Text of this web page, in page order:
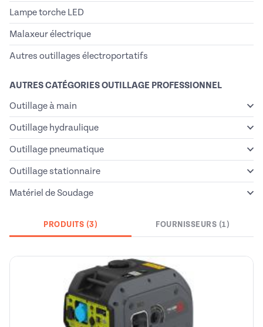
Lampe torche LED
Malaxeur électrique
Autres outillages électroportatifs
AUTRES CATÉGORIES OUTILLAGE PROFESSIONNEL
Outillage à main
Outillage hydraulique
Outillage pneumatique
Outillage stationnaire
Matériel de Soudage
PRODUITS (3) FOURNISSEURS (1)